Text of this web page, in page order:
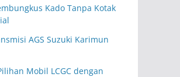
Kado Tanpa Kotak
AGS Suzuki Karimun
Mobil LCGC dengan